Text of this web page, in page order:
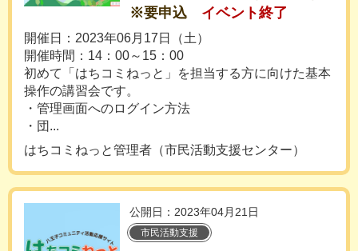
※要申込
イベント終了
開催日：2023年06月17日（土）
開催時間：14：00～15：00
初めて「はちコミねっと」を担当する方に向けた基本
操作の講習会です。
・管理画面へのログイン方法
・団...
はちコミねっと管理者（市民活動支援センター）
公開日：2023年04月21日
市民活動支援